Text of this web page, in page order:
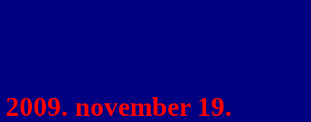
2009. november 19.